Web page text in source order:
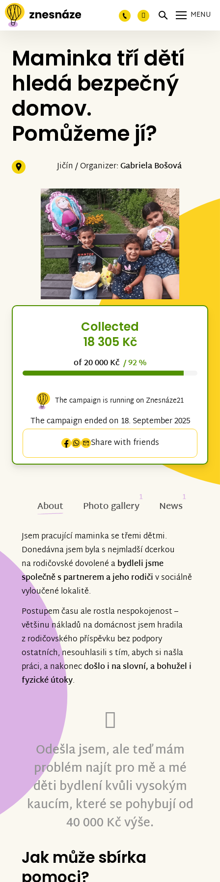
MENU
Maminka tří dětí
hledá bezpečný
domov.
Pomůžeme jí?
Jičín / Organizer:Gabriela Bošová
Collected
18 305 Kč
of 20 000 Kč / 92 %
The campaign is running on Znesnáze21
The campaign ended on 18. September 2025
Share with friends
About Photo gallery
1
News
1
Jsem pracující maminka se třemi dětmi.
Donedávna jsem byla s nejmladší dcerkou
na rodičovské dovolené abydleli jsme
společně s partnerem a jeho rodičiv sociálně
vyloučené lokalitě.
Postupem času ale rostla nespokojenost –
většinu nákladů na domácnost jsem hradila
z rodičovského příspěvku bez podpory
ostatních, nesouhlasili s tím, abych si našla
práci, a nakonecdošlo i na slovní, a bohužel i
fyzické útoky.
Odešla jsem, ale teď mám
problém najít pro mě a mé
děti bydlení kvůli vysokým
kaucím, které se pohybují od
40 000 Kč výše.
Jak může sbírka
pomoci?